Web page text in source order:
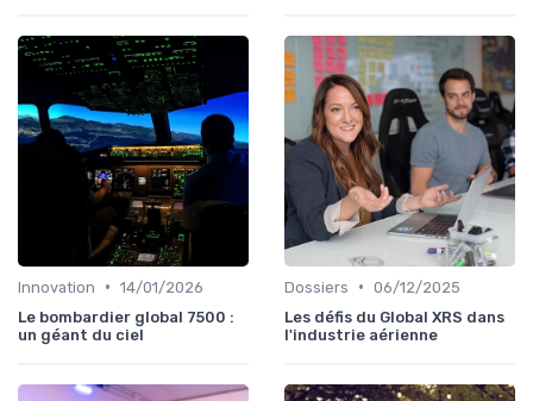
Innovation • 14/01/2026
Le bombardier global 7500 :
un géant du ciel
Dossiers • 06/12/2025
Les défis du Global XRS dans
l'industrie aérienne